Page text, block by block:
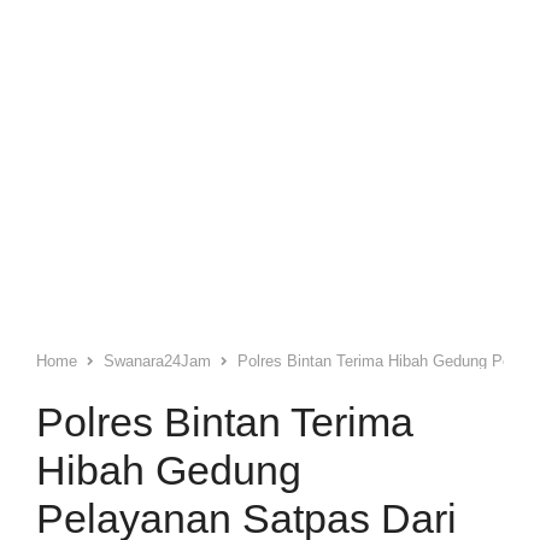
Home Swanara24Jam Polres Bintan Terima Hibah Gedung
Polres Bintan Terima
Hibah Gedung
Pelayanan Satpas Dari